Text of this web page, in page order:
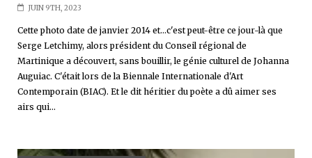
JUIN 9TH, 2023
Cette photo date de janvier 2014 et...c'est peut-être ce jour-là que
Serge Letchimy, alors président du Conseil régional de
Martinique a découvert, sans bouillir, le génie culturel de Johanna
Auguiac. C'était lors de la Biennale Internationale d'Art
Contemporain (BIAC). Et le dit héritier du poète a dû aimer ses
airs qui...